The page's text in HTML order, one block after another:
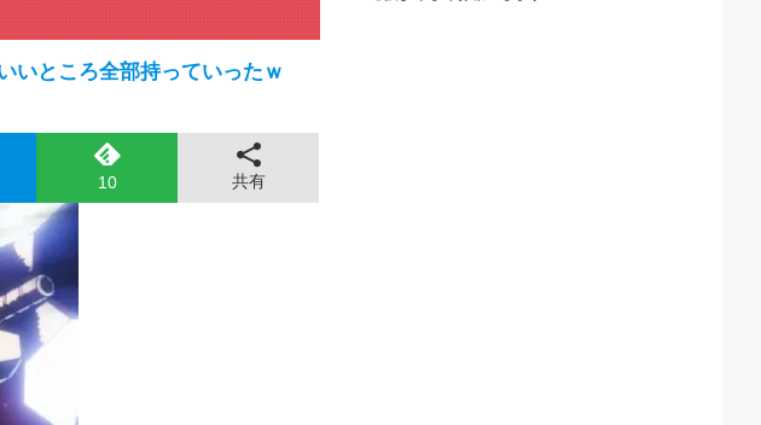
メ海外の反応』無職転生Ⅲ ～異世界行ったら本気だす～（3期） 第6話
の女性の食事より243cm120kgのダチョウの食事の方がヘルシー...
ませて、唾液交換して── ちゅっちゅしながらの濃厚エッ画像♪
ませて、唾液交換して── ちゅっちゅしながらの濃厚エッ画像♪
熊本やがコンビニに食品も水もない
は話し合いで解決】と主張していたひろゆきさん ゆたぼんにとどめを刺されるｗｗｗ
「日本よ、お前がナンバーワンだ」 熊本地震直後の日本の対応のスピードに世界が衝撃
・ビートルズって過大評価されすぎじゃねないか？
めチェッカーは閉鎖しました。RSSの解除をお願いします。
めチェッカーは閉鎖しました。RSSの解除をお願いします。
ドオフに売っていた4万4000円のフィギュアがヤバすぎるｗｗｗｗｗｗ「こんな高い...
覧注意】俺が近くにいると機械が壊れるんだけどさ
いところ全部持っていったｗ
10 共有